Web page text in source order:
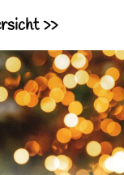
>>